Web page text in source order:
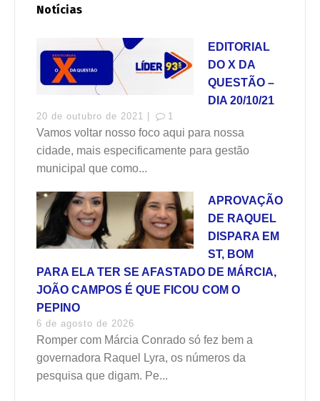
Notícias
EDITORIAL
DO X DA
QUESTÃO –
DIA 20/10/21
20 de outubro de 2021 | 1
Vamos voltar nosso foco aqui para nossa
cidade, mais especificamente para gestão
municipal que como...
APROVAÇÃO
DE RAQUEL
DISPARA EM
ST, BOM
PARA ELA TER SE AFASTADO DE MÁRCIA,
JOÃO CAMPOS É QUE FICOU COM O
PEPINO
6 de agosto de 2026
Romper com Márcia Conrado só fez bem a
governadora Raquel Lyra, os números da
pesquisa que digam. Pe...